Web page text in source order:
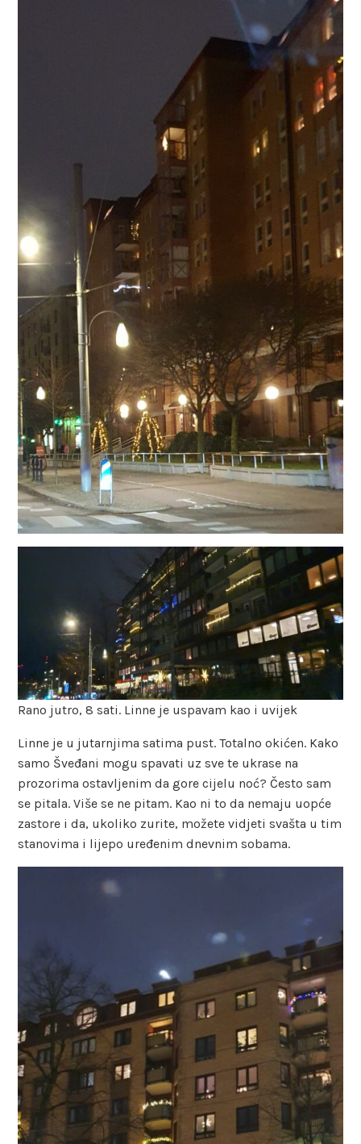
Rano jutro, 8 sati. Linne je uspavam kao i uvijek
Linne je u jutarnjima satima pust. Totalno okićen. Kako
samo Šveđani mogu spavati uz sve te ukrase na
prozorima ostavljenim da gore cijelu noć? Često sam
se pitala. Više se ne pitam. Kao ni to da nemaju uopće
zastore i da, ukoliko zurite, možete vidjeti svašta u tim
stanovima i lijepo uređenim dnevnim sobama.